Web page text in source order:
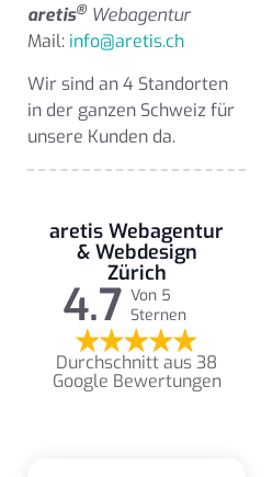
aretis® Webagentur
Mail: info@aretis.ch
Wir sind an 4 Standorten
in der ganzen Schweiz für
unsere Kunden da.
aretis Webagentur
& Webdesign
Zürich
4.7 Von 5
Sternen
Durchschnitt aus 38
Google Bewertungen